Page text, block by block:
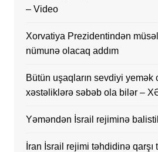
– Video
Xorvatiya Prezidentindən
nümunə olacaq addım
Bütün uşaqların sevdiyi yemək
xəstəliklərə səbəb ola bilər –
Yəməndən İsrail rejiminə
İran İsrail rejimi təhdidinə